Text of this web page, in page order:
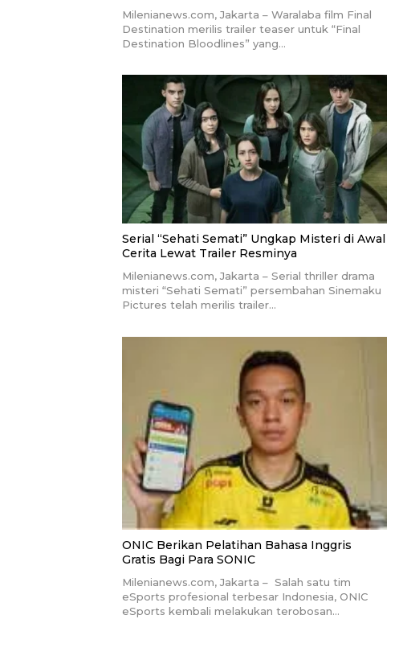
Milenianews.com, Jakarta – Waralaba film Final
Destination merilis trailer teaser untuk “Final
Destination Bloodlines” yang…
Serial “Sehati Semati” Ungkap Misteri di Awal
Cerita Lewat Trailer Resminya
Milenianews.com, Jakarta – Serial thriller drama
misteri “Sehati Semati” persembahan Sinemaku
Pictures telah merilis trailer…
ONIC Berikan Pelatihan Bahasa Inggris
Gratis Bagi Para SONIC
Milenianews.com, Jakarta – Salah satu tim
eSports profesional terbesar Indonesia, ONIC
eSports kembali melakukan terobosan…